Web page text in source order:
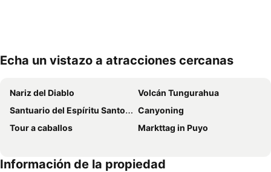
Echa un vistazo a atracciones cercanas
Nariz del Diablo
Volcán Tungurahua
Santuario del Espíritu Santo y de Nuestra Señora de Guadalupe
Canyoning
Tour a caballos
Markttag in Puyo
Información de la propiedad